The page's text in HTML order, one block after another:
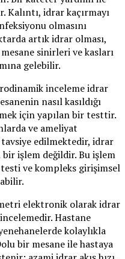
idrar kaçırmayı
olmasını
artık idrar olması,
sinirleri ve kasları
gelebilir.
inceleme idrar
nasıl kasıldığı
için yapılan bir testtir.
ve ameliyat
edilmektedir, idrar
işlem değildir. Bu işlem
ve kompleks girişimsel
elektronik olarak idrar
Hastane
kolaylıkla
bir mesane ile hastaya